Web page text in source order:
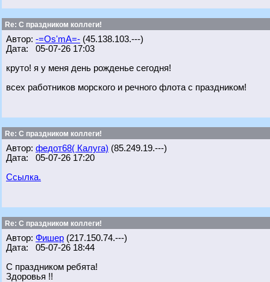
Re: С праздником коллеги!
Автор: -=Os'mA=- (45.138.103.---)
Дата: 05-07-26 17:03
круто! я у меня день рожденье сегодня!
всех работников морского и речного флота с праздником!
Re: С праздником коллеги!
Автор: федот68( Калуга) (85.249.19.---)
Дата: 05-07-26 17:20
Ссылка.
Re: С праздником коллеги!
Автор: Фишер (217.150.74.---)
Дата: 05-07-26 18:44
С праздником ребята!
Здоровья !!